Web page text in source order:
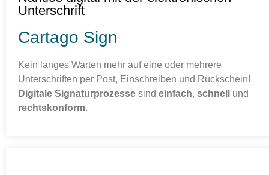
Unterschrift
Cartago Sign
Kein langes Warten mehr auf eine oder mehrere
Unterschriften per Post, Einschreiben und Rückschein!
Digitale Signaturprozesse sind einfach, schnell
und
rechtskonform.